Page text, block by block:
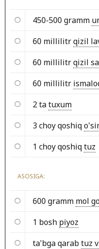
450-500 gramm
60 millilitrqizil
60 millilitrqizil
60 millilitr
2 tatuxum
3 choy qoshiq
1 choy qoshiqtuz
ASOSIGA:
600 gramm mol
1 bosh piyoz
ta'bga qarabtuz